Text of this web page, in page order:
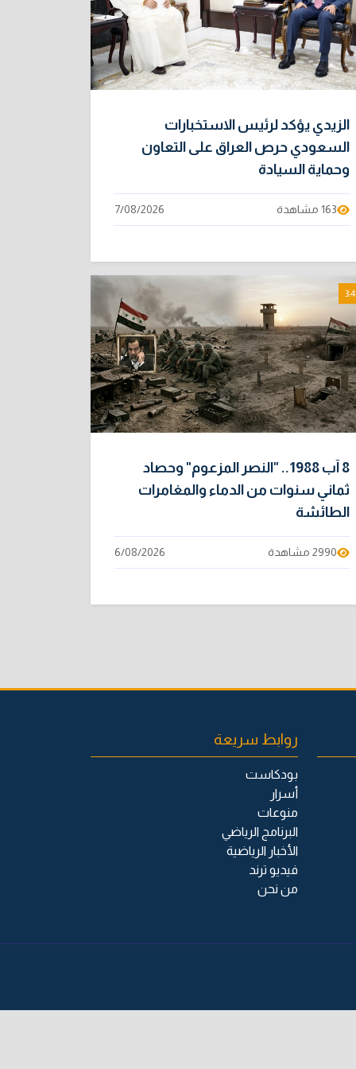
الزيدي يؤكد لرئيس الاستخبارات
السعودي حرص العراق على التعاون
وحماية السيادة
163 مشاهدة 7/08/2026
8 آب 1988.. "النصر المزعوم" وحصاد
ثماني سنوات من الدماء والمغامرات
الطائشة
2990 مشاهدة 6/08/2026
روابط سريعة
بودكاست
أسرار
منوعات
البرنامج الرياضي
الأخبار الرياضية
فيديو ترند
من نحن